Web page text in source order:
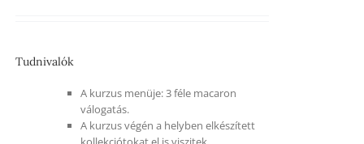
Tudnivalók
A kurzus menüje: 3 féle macaron
válogatás.
A kurzus végén a helyben elkészített